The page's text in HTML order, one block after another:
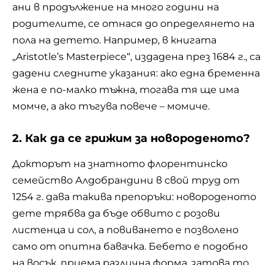
ани в продължение на много години на
родителите, се отнася до определянето на
пола на детето. Например, в книгата
„Aristotle’s Masterpiece“, издадена през 1684 г., са
дадени следните указания: ако една бременна
жена е по-малко тъжна, тогава тя ще има
момче, а ако тъгува повече – момиче.
2. Как да се грижим за новороденото?
Докторът на знатното флорентинско
семейство Алдобрандини в свой труд от
1254 г. дава такива препоръки: новороденото
дете трябва да бъде обвито с розови
листенца и сол, а повиването е позволено
само от опитна бавачка. Бебето е подобно